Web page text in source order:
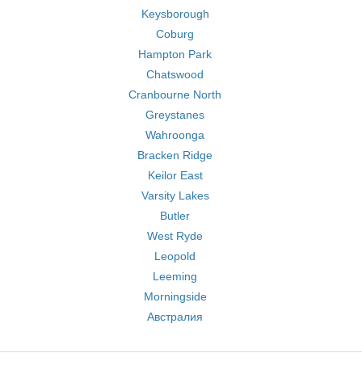
Keysborough
Coburg
Hampton Park
Chatswood
Cranbourne North
Greystanes
Wahroonga
Bracken Ridge
Keilor East
Varsity Lakes
Butler
West Ryde
Leopold
Leeming
Morningside
Австралия